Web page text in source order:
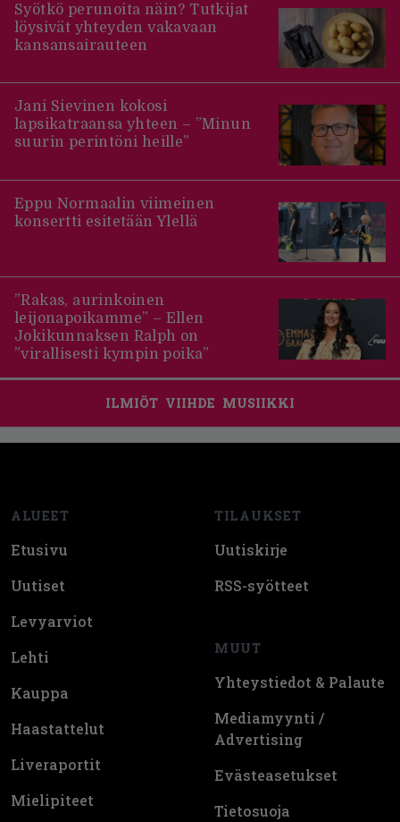
Syötkö perunoita näin? Tutkijat
löysivät yhteyden vakavaan
kansansairauteen
Jani Sievinen kokosi
lapsikatraansa yhteen – ”Minun
suurin perintöni heille”
Eppu Normaalin viimeinen
konsertti esitetään Ylellä
”Rakas, aurinkoinen
leijonapoikamme” – Ellen
Jokikunnaksen Ralph on
”virallisesti kympin poika”
ILMIÖT VIIHDE MUSIIKKI
ALUEET
Etusivu
Uutiset
Levyarviot
Lehti
Kauppa
Haastattelut
Liveraportit
Mielipiteet
TILAUKSET
Uutiskirje
RSS-syötteet
MUUT
Yhteystiedot & Palaute
Mediamyynti /
Advertising
Evästeasetukset
Tietosuoja